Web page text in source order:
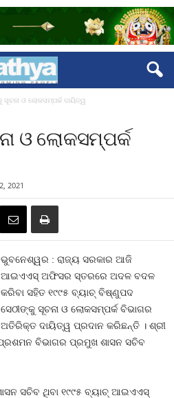
ଓ ଲୋକସମ୍ପର୍କ ଦାୟିତ୍ୱ
ଓ ଲୋକସମ୍ପର୍କ
2021
ଭୁବନେଶ୍ୱର : ରାଜ୍ୟ ସରକାର ଆଜି
ଆଇଏଏସ୍‍ ଅଫିସର ସ୍ତରରେ ଅଦଳ ବଦଳ
କରିବା ସହିତ ୧୯୯୫ ବ୍ୟାଚ୍‍ ବିଷ୍ଣୁପଦ
ସେଠୀଙ୍କୁ ସୂଚନା ଓ ଲୋକସମ୍ପର୍କ ବିଭାଗର
ଅତିରିକ୍ତ ଦାୟିତ୍ୱ ପ୍ରଦାନ କରିଛନ୍ତି । ଶ୍ରୀ
ବିଭାଗର ପ୍ରମୁଖ ଶାସନ ସଚିବ
ସଚିବ ଥିବା ୧୯୯୫ ବ୍ୟାଚ୍‍ ଆଇଏଏସ୍‍